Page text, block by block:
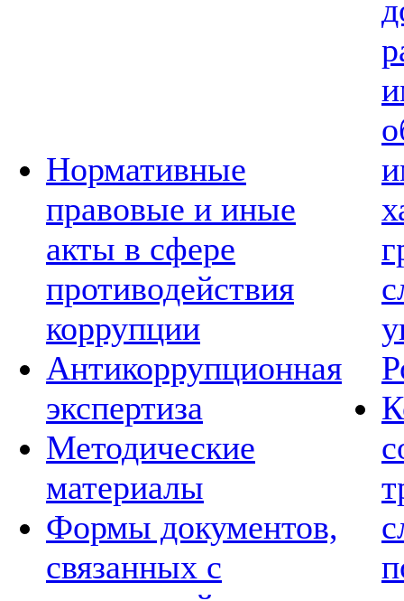
Нормативные
правовые и иные
акты в сфере
противодействия
коррупции
Антикоррупционная
экспертиза
Методические
материалы
Формы документов,
связанных с